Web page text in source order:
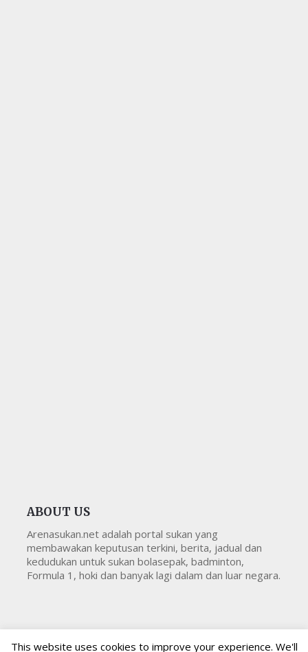
ABOUT US
Arenasukan.net adalah portal sukan yang
membawakan keputusan terkini, berita, jadual dan
kedudukan untuk sukan bolasepak, badminton,
Formula 1, hoki dan banyak lagi dalam dan luar negara.
This website uses cookies to improve your experience. We'll